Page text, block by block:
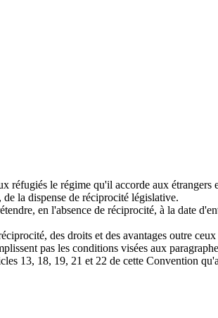
réfugiés le régime qu'il accorde aux étrangers
la dispense de réciprocité législative.
en l'absence de réciprocité, à la date
des droits et des avantages outre
pas les conditions visées aux
13, 18, 19, 21 et 22 de cette Convention